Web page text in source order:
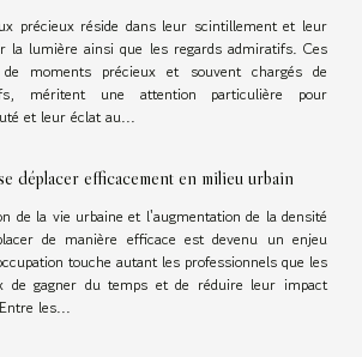
précieux réside dans leur scintillement et leur
la lumière ainsi que les regards admiratifs. Ces
moments précieux et souvent chargés de
méritent une attention particulière pour
et leur éclat au...
déplacer efficacement en milieu urbain
de la vie urbaine et l'augmentation de la densité
de manière efficace est devenu un enjeu
touche autant les professionnels que les
de gagner du temps et de réduire leur impact
les...